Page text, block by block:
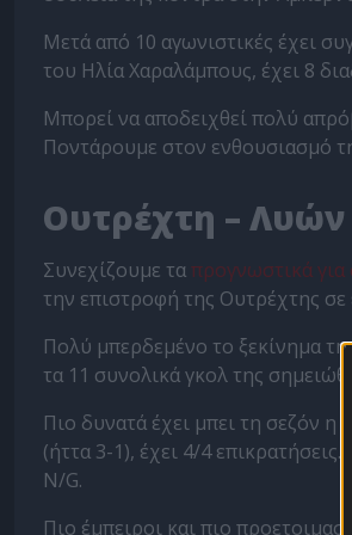
Μετά από 10 αγωνιστικές έχει
του Ηλία Χαραλάμπους, έχει 8
Μπορεί να αποδειχθεί πολύ
Ποντάρουμε στον ενθουσιασμό
Ουτρέχτη –
Συνεχίζουμε ταπρογνωστικά
την επιστροφή της Ουτρέχτης
Πολύ μπερδεμένο το ξεκίνημα
τα 11 συνολικά γκολ της
Πιο δυνατά έχει μπει τη σεζόν η
(ήττα 3-1), έχει 4/4
N/G.
Πιο έμπειροι και πιο